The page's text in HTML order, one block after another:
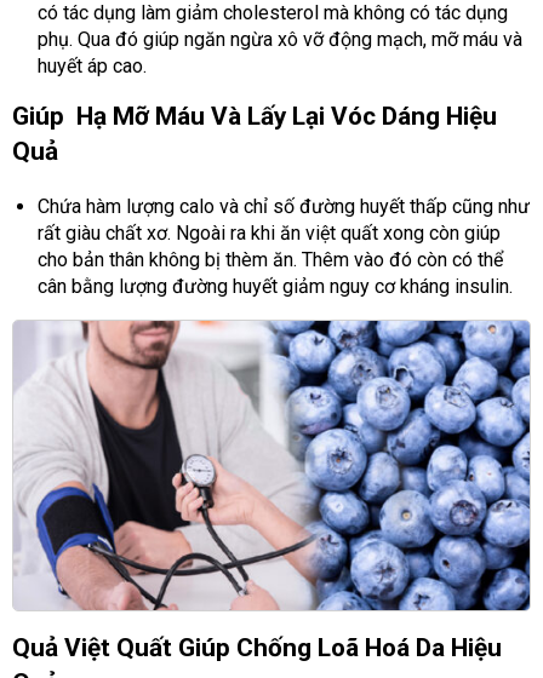
có tác dụng làm giảm cholesterol mà không có tác dụng
phụ. Qua đó giúp ngăn ngừa xô vỡ động mạch, mỡ máu và
huyết áp cao.
Giúp Hạ Mỡ Máu Và Lấy Lại Vóc Dáng Hiệu
Quả
Chứa hàm lượng calo và chỉ số đường huyết thấp cũng như
rất giàu chất xơ. Ngoài ra khi ăn việt quất xong còn giúp
cho bản thân không bị thèm ăn. Thêm vào đó còn có thể
cân bằng lượng đường huyết giảm nguy cơ kháng insulin.
Quả Việt Quất Giúp Chống Loã Hoá Da Hiệu